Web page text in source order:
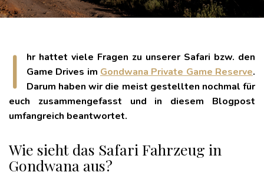
I
hr hattet viele Fragen zu unserer Safari bzw. den
Game Drives im Gondwana Private Game Reserve.
Darum haben wir die meist gestellten nochmal für
euch zusammengefasst und in diesem Blogpost
umfangreich beantwortet.
Wie sieht das Safari Fahrzeug in
Gondwana aus?